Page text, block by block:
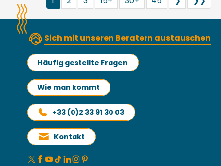
Sich mit unseren Beratern austauschen
Häufig gestellte Fragen
Wie man kommt
+33 (0)2 33 91 30 03
Kontakt